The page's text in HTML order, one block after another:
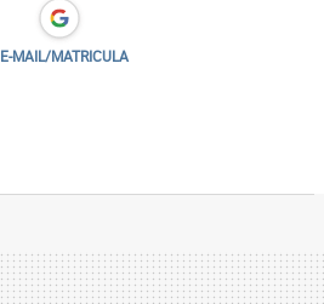
E-MAIL/MATRICULA